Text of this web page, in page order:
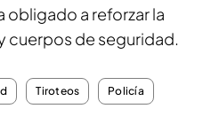
obligado a reforzar la
cuerpos de seguridad.
Tiroteos Policía